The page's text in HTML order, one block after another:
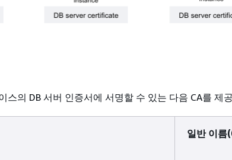
스의 DB 서버 인증서에 서명할 수 있는 다음 CA를 제
일반 이름